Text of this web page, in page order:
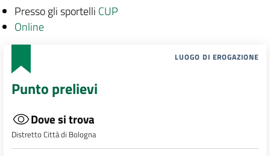
Presso gli sportelli CUP
Online
LUOGO DI EROGAZIONE
Punto prelievi
Dove si trova
Distretto Città di Bologna